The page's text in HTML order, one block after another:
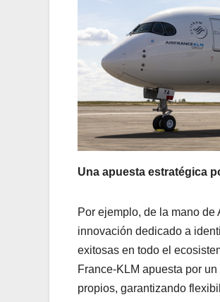
Una apuesta estratégica
Por ejemplo, de la mano
innovación dedicado a
exitosas en todo el
France-KLM apuesta por
propios, garantizando